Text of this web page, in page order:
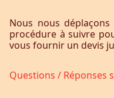
Nous nous
procédure à suivre
vous fournir un devis
Questions / Réponses